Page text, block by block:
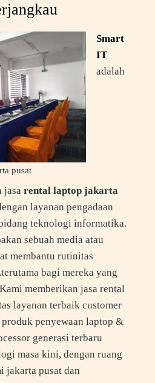
pusat
Smart
IT
adalah
jasa rental laptop jakarta
layanan pengadaan
teknologi informatika.
sebuah media atau
membantu rutinitas
bagi mereka yang
memberikan jasa rental
layanan terbaik customer
penyewaan laptop &
generasi terbaru
masa kini, dengan ruang
jakarta pusat dan